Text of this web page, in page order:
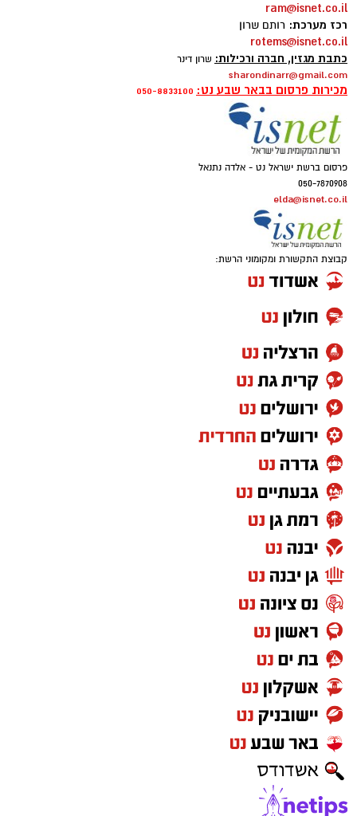
ram@isnet.co.il
רכז מערכת: רותם שרון
rotems@isnet.co.il
כתבת מגזין, חברה ורכילות: שרון דינר
sharondinarr@gmail.com
מכירות פרסום בבאר שבע נט: 050-8833100
פרסום ברשת ישראל נט - אלדה נתנאל
050-7870908
elda@isnet.co.il
קבוצת התקשורת ומקומוני הרשת: